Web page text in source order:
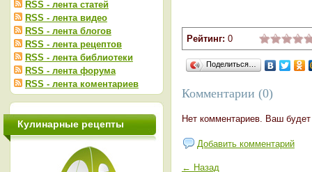
Рейтинг: 0
Поделиться…
Комментарии (0)
Нет комментариев. Ваш
Добавить комментарий
← Назад
RSS - лента статей
RSS - лента видео
RSS - лента блогов
RSS - лента рецептов
RSS - лента библиотеки
RSS - лента форума
RSS - лента коментариев
Кулинарные рецепты